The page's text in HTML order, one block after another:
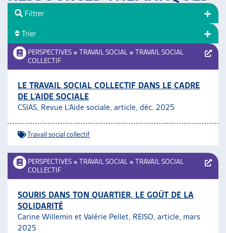
NOS PUBLICATIONS
DOSSIERS DU MOIS
VEILLE
RESSOURCES
GUIDE SOCIAL ROMAND
AUTRES
L’ASSOCIATION
JOURNÉES D’AUTOMNE
PERSPECTIVES » TRAVAIL SOCIAL » TRAVAIL SOCIAL
COLLECTIF
LE TRAVAIL SOCIAL COLLECTIF DANS LE CADRE
DE L’AIDE SOCIALE
CSIAS, Revue L’Aide sociale, article, déc. 2025
Travail social collectif
PERSPECTIVES » TRAVAIL SOCIAL » TRAVAIL SOCIAL
COLLECTIF
SOURIS DANS TON QUARTIER, LE GOÛT DE LA
SOLIDARITÉ
Carine Willemin et Valérie Pellet, REISO, article, mars
2025
Filtrer
Trier